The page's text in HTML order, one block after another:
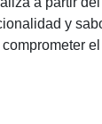
y